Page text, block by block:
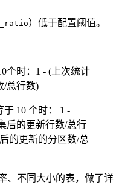
）低于配置阈值。
个时：1 - (上次统计
/总行数)
10 个时： 1 -
后的更新行数/总行
的更新的分区数/总
、不同大小的表，做了详